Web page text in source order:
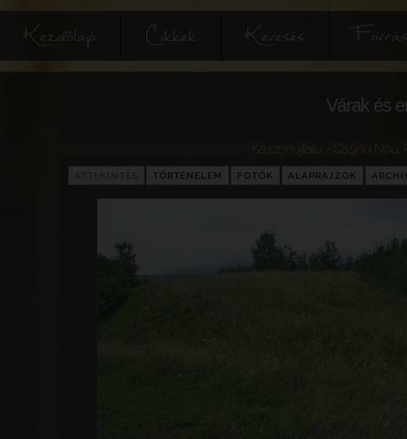
Kezdőlap Cikkek Keresés
Várak és
Kászonújfalu - Caşinu Nou
TÖRTÉNELEM FOTÓK ALAPRAJZOK